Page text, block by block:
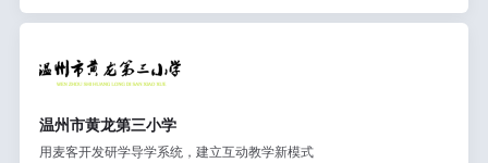
温州市黄龙第三小学
用麦客开发研学导学系统，建立互动教学新模式